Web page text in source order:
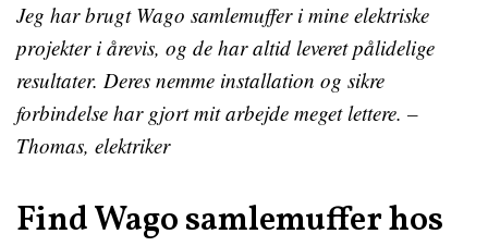
Jeg har brugt Wago samlemuffer i mine elektriske
projekter i årevis, og de har altid leveret pålidelige
resultater. Deres nemme installation og sikre
forbindelse har gjort mit arbejde meget lettere. –
Thomas, elektriker
Find Wago samlemuffer hos